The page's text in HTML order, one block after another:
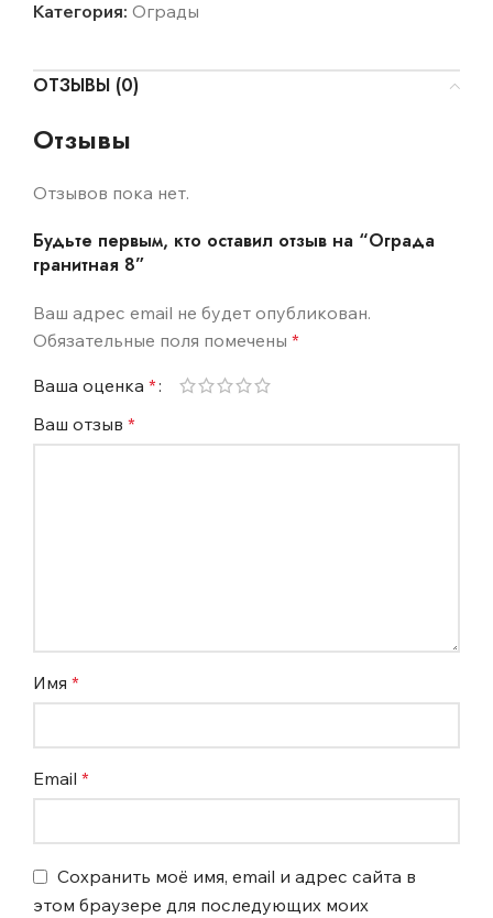
Категория: Ограды
ОТЗЫВЫ (0)
Отзывы
Отзывов пока нет.
Будьте первым, кто оставил отзыв на “Ограда
гранитная 8”
Ваш адрес email не будет опубликован.
Обязательные поля помечены *
Ваша оценка *
Ваш отзыв *
Имя *
Email *
Сохранить моё имя, email и адрес сайта в
этом браузере для последующих моих